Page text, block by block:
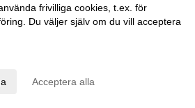
2019-05-09 08:09
2019-05-02 10:45
skämt och Thomas
frivilliga cookies, t.ex. för
Du väljer själv om du vill acceptera
Acceptera alla